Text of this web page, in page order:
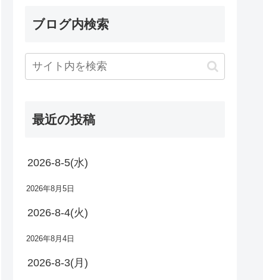
ブログ内検索
最近の投稿
2026-8-5(水)
2026年8月5日
2026-8-4(火)
2026年8月4日
2026-8-3(月)